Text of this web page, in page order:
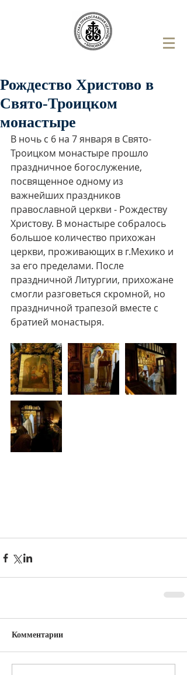
Рождество Христово в
Свято-Троицком
монастыре
В ночь с 6 на 7 января в Свято-
Троицком монастыре прошло
праздничное богослужение,
посвященное одному из
важнейших праздников
православной церкви - Рождеству
Христову. В монастыре собралось
большое количество прихожан
церкви, проживающих в г.Мехико и
за его пределами. После
праздничной Литургии, прихожане
смогли разговеться скромной, но
праздничной трапезой вместе с
братией монастыря.
Комментарии